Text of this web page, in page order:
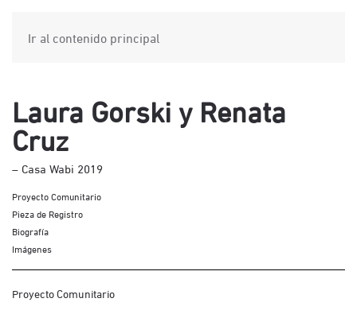
Ir al contenido principal
Laura Gorski y Renata
Cruz
– Casa Wabi 2019
Proyecto Comunitario
Pieza de Registro
Biografía
Imágenes
Proyecto Comunitario